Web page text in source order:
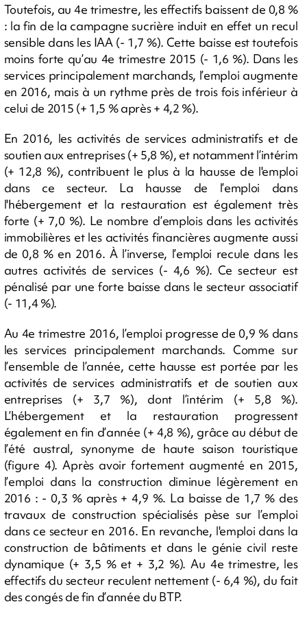
Toutefois, au 4e trimestre, les effectifs baissent de 0,8 %
: la fin de la campagne sucrière induit en effet un recul
sensible dans les IAA (- 1,7 %). Cette baisse est toutefois
moins forte qu’au 4e trimestre 2015 (- 1,6 %). Dans les
services principalement marchands, l’emploi augmente
en 2016, mais à un rythme près de trois fois inférieur à
celui de 2015 (+ 1,5 % après + 4,2 %).
En 2016, les activités de services administratifs et de
soutien aux entreprises (+ 5,8 %), et notamment l’intérim
(+ 12,8 %), contribuent le plus à la hausse de l'emploi
dans ce secteur. La hausse de l’emploi dans
l'hébergement et la restauration est également très
forte (+ 7,0 %). Le nombre d’emplois dans les activités
immobilières et les activités financières augmente aussi
de 0,8 % en 2016. À l’inverse, l’emploi recule dans les
autres activités de services (- 4,6 %). Ce secteur est
pénalisé par une forte baisse dans le secteur associatif
(- 11,4 %).
Au 4e trimestre 2016, l’emploi progresse de 0,9 % dans
les services principalement marchands. Comme sur
l’ensemble de l’année, cette hausse est portée par les
activités de services administratifs et de soutien aux
entreprises (+ 3,7 %), dont l’intérim (+ 5,8 %).
L’hébergement et la restauration progressent
également en fin d’année (+ 4,8 %), grâce au début de
l’été austral, synonyme de haute saison touristique
(figure 4). Après avoir fortement augmenté en 2015,
l’emploi dans la construction diminue légèrement en
2016 : - 0,3 % après + 4,9 %. La baisse de 1,7 % des
travaux de construction spécialisés pèse sur l’emploi
dans ce secteur en 2016. En revanche, l'emploi dans la
construction de bâtiments et dans le génie civil reste
dynamique (+ 3,5 % et + 3,2 %). Au 4e trimestre, les
effectifs du secteur reculent nettement (- 6,4 %), du fait
des congés de fin d’année du BTP.